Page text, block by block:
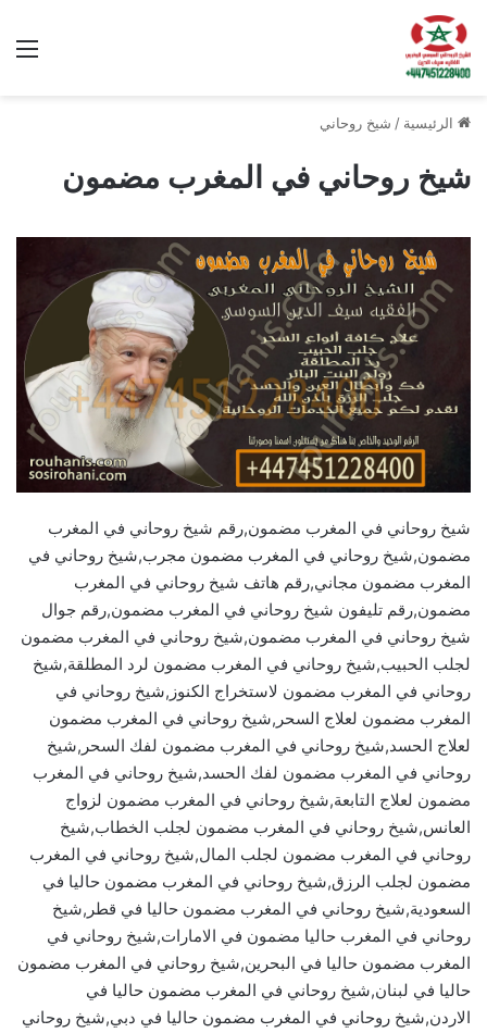
الرئيسية / شيخ روحاني
شيخ روحاني في المغرب مضمون
شيخ روحاني في المغرب مضمون,رقم شيخ روحاني في المغرب
مضمون,شيخ روحاني في المغرب مضمون مجرب,شيخ روحاني في
المغرب مضمون مجاني,رقم هاتف شيخ روحاني في المغرب
مضمون,رقم تليفون شيخ روحاني في المغرب مضمون,رقم جوال
شيخ روحاني في المغرب مضمون,شيخ روحاني في المغرب مضمون
لجلب الحبيب,شيخ روحاني في المغرب مضمون لرد المطلقة,شيخ
روحاني في المغرب مضمون لاستخراج الكنوز,شيخ روحاني في
المغرب مضمون لعلاج السحر,شيخ روحاني في المغرب مضمون
لعلاج الحسد,شيخ روحاني في المغرب مضمون لفك السحر,شيخ
روحاني في المغرب مضمون لفك الحسد,شيخ روحاني في المغرب
مضمون لعلاج التابعة,شيخ روحاني في المغرب مضمون لزواج
العانس,شيخ روحاني في المغرب مضمون لجلب الخطاب,شيخ
روحاني في المغرب مضمون لجلب المال,شيخ روحاني في المغرب
مضمون لجلب الرزق,شيخ روحاني في المغرب مضمون حاليا في
السعودية,شيخ روحاني في المغرب مضمون حاليا في قطر,شيخ
روحاني في المغرب حاليا مضمون في الامارات,شيخ روحاني في
المغرب مضمون حاليا في البحرين,شيخ روحاني في المغرب مضمون
حاليا في لبنان,شيخ روحاني في المغرب مضمون حاليا في
الاردن,شيخ روحاني في المغرب مضمون حاليا في دبي,شيخ روحاني